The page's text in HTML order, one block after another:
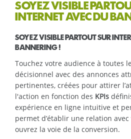
SOYEZ VISIBLE
INTERNET AVEC DU
SOYEZ VISIBLE PARTOUT SUR
BANNERING !
Touchez votre audience à toutes
décisionnel avec des annonces
pertinentes, créées pour attirer
l'action en fonction des KPIs
expérience en ligne intuitive et
permet d’établir une relation
ouvrez la voie de la conversion.